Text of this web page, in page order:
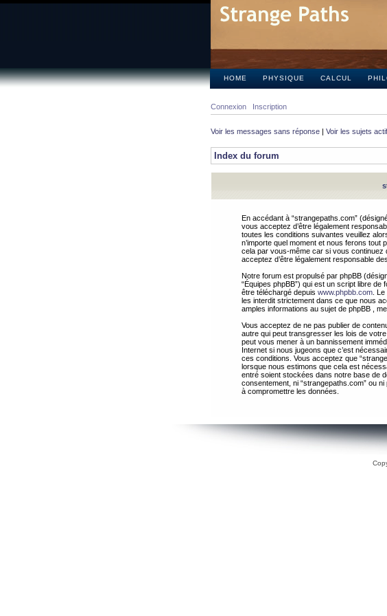
HOME PHYSIQUE CALCUL
Connexion Inscription
Voir les messages sans réponse | Voir les sujets
Index du forum
En accédant à “strangepaths.com”
vous acceptez d’être légalement
toutes les conditions suivantes veuillez
n’importe quel moment et nous ferons tout
cela par vous-même car si vous continuez
acceptez d’être légalement responsable
Notre forum est propulsé par phpBB
“Équipes phpBB”) qui est un script libre de
être téléchargé depuis www.phpbb.com .
les interdit strictement dans ce que nous
amples informations au sujet de phpBB ,
Vous acceptez de ne pas publier de
autre qui peut transgresser les lois de
peut vous mener à un bannissement
Internet si nous jugeons que c’est
ces conditions. Vous acceptez que
lorsque nous estimons que cela est
entré soient stockées dans notre base de
consentement, ni “strangepaths.com” ou
à compromettre les données.